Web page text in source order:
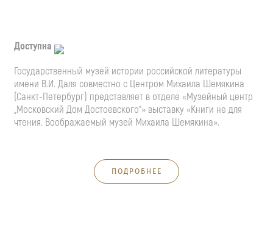
Доступна
Государственный музей истории российской литературы
имени В.И. Даля совместно с Центром Михаила Шемякина
(Санкт-Петербург) представляет в отделе «Музейный центр
„Московский Дом Достоевского“» выставку «Книги не для
чтения. Воображаемый музей Михаила Шемякина».
ПОДРОБНЕЕ